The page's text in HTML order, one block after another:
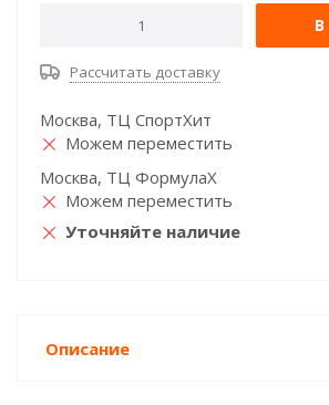
В
Рассчитать доставку
Москва, ТЦ СпортХит
Можем переместить
Москва, ТЦ ФормулаХ
Можем переместить
Уточняйте наличие
Описание